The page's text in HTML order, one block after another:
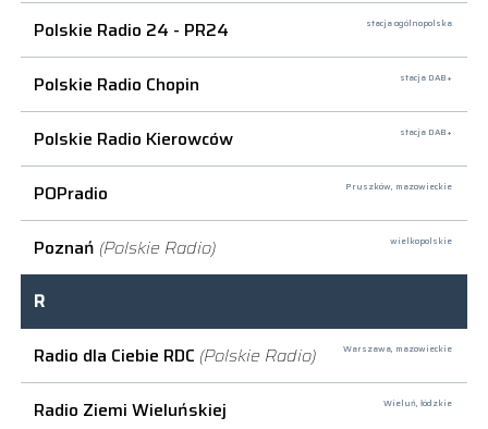
Polskie Radio 24 - PR24
stacja ogólnopolska
Polskie Radio Chopin stacja DAB+
Polskie Radio Kierowców stacja DAB+
POPradio Pruszków, mazowieckie
Poznań (Polskie Radio) wielkopolskie
R
Radio dla Ciebie RDC (Polskie Radio) Warszawa, mazowieckie
Radio Ziemi Wieluńskiej Wieluń, łódzkie